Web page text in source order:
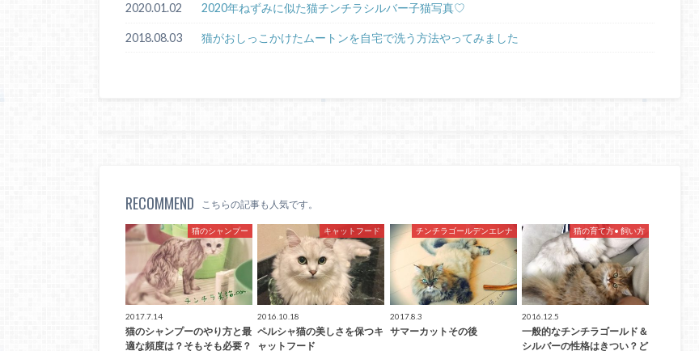
2020.01.02 2020年ねずみに似た猫チンチラシルバー子猫写真♡
2018.08.03 猫がおしっこかけたムートンを自宅で洗う方法やってみました
RECOMMEND こちらの記事も人気です。
猫のシャンプー
2017.7.14
猫のシャンプーのやり方と最
適な頻度は？そもそも必要？
キャットフード
2016.10.18
ペルシャ猫の美しさを保つキ
ャットフード
チンチラゴールデンエレナ
2017.8.3
サマーカットその後
猫の育て方• 飼い方
2016.12.5
一般的なチンチラゴールド＆
シルバーの性格はきつい？ど